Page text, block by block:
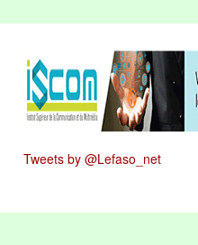
Tweets by @Lefaso_net